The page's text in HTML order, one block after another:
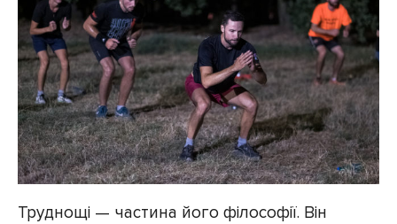
Труднощі — частина його філософії. Він